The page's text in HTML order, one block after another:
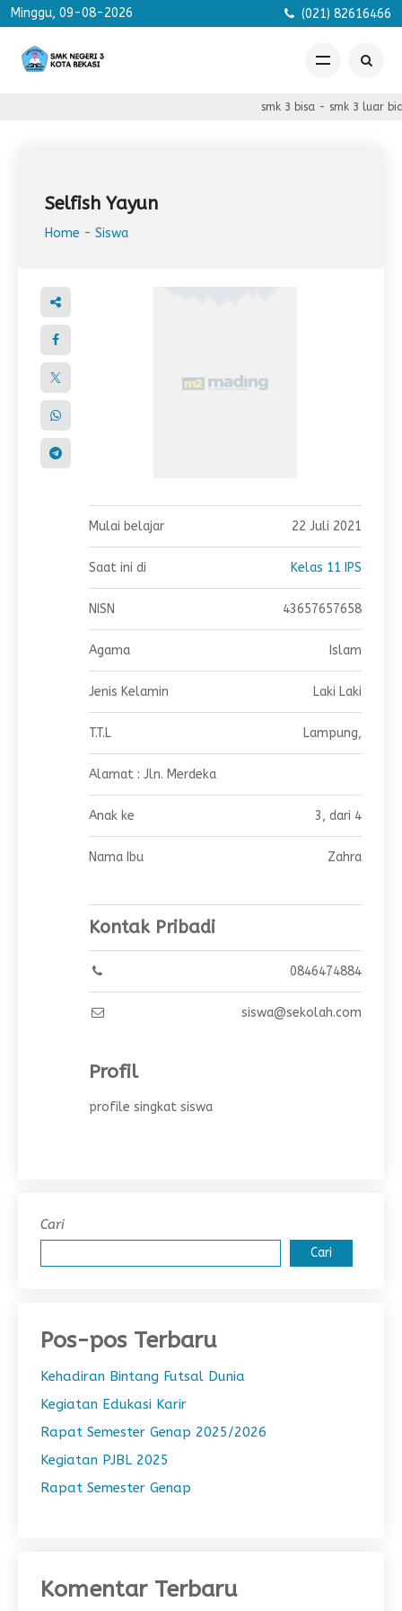
Minggu, 09-08-2026 (021) 82616466
smk 3 bisa - smk 3 luar
Selfish Yayun
Home - Siswa
Mulai belajar 22 Juli 2021
Saat ini di Kelas 11 IPS
NISN 43657657658
Agama Islam
Jenis Kelamin Laki Laki
T.T.L Lampung,
Alamat : Jln. Merdeka
Anak ke 3, dari 4
Nama Ibu Zahra
Kontak Pribadi
0846474884
siswa@sekolah.com
Profil
profile singkat siswa
Cari
Cari
Pos-pos Terbaru
Kehadiran Bintang Futsal Dunia
Kegiatan Edukasi Karir
Rapat Semester Genap 2025/2026
Kegiatan PJBL 2025
Rapat Semester Genap
Komentar Terbaru